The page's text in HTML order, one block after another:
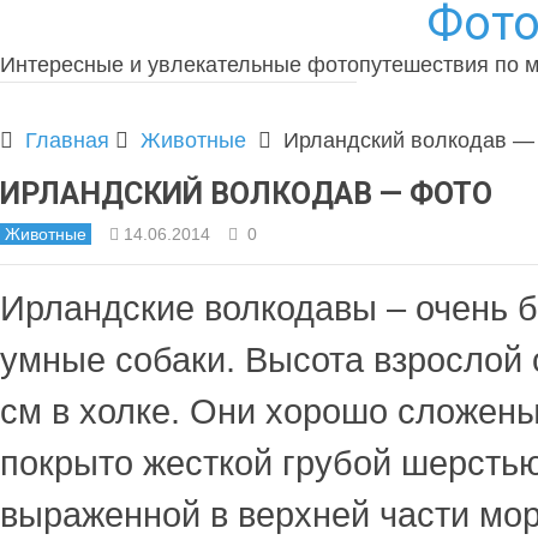
Интересные и увлекательные фотопутешествия по
Главная Животные Ирландский волкодав
ИРЛАНДСКИЙ ВОЛКОДАВ — ФОТО
Животные 14.06.2014 0
Ирландские волкодавы – очень
умные собаки. Высота взрослой
см в холке. Они хорошо
покрыто жесткой грубой
выраженной в верхней части